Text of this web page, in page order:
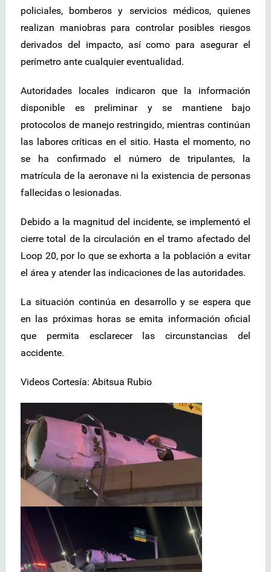
policiales, bomberos y servicios médicos, quienes
realizan maniobras para controlar posibles riesgos
derivados del impacto, así como para asegurar el
perímetro ante cualquier eventualidad.
Autoridades locales indicaron que la información
disponible es preliminar y se mantiene bajo
protocolos de manejo restringido, mientras continúan
las labores críticas en el sitio. Hasta el momento, no
se ha confirmado el número de tripulantes, la
matrícula de la aeronave ni la existencia de personas
fallecidas o lesionadas.
Debido a la magnitud del incidente, se implementó el
cierre total de la circulación en el tramo afectado del
Loop 20, por lo que se exhorta a la población a evitar
el área y atender las indicaciones de las autoridades.
La situación continúa en desarrollo y se espera que
en las próximas horas se emita información oficial
que permita esclarecer las circunstancias del
accidente.
Videos Cortesía: Abitsua Rubio